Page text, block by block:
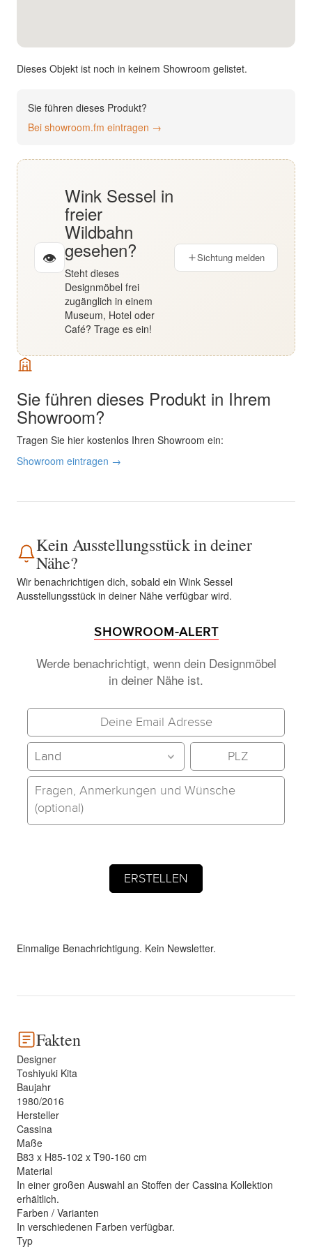
Dieses Objekt ist noch in keinem Showroom gelistet.
Sie führen dieses Produkt?
Bei showroom.fm eintragen →
👁
Wink Sessel in
freier
Wildbahn
gesehen?
Steht dieses
Designmöbel frei
zugänglich in einem
Museum, Hotel oder
Café? Trage es ein!
Sichtung melden
Sie führen dieses Produkt in Ihrem
Showroom?
Tragen Sie hier kostenlos Ihren Showroom ein:
Showroom eintragen →
Kein Ausstellungsstück in deiner
Nähe?
Wir benachrichtigen dich, sobald ein Wink Sessel
Ausstellungsstück in deiner Nähe verfügbar wird.
SHOWROOM-ALERT
Werde benachrichtigt, wenn dein Designmöbel
in deiner Nähe ist.
Einmalige Benachrichtigung. Kein Newsletter.
Fakten
Designer
Toshiyuki Kita
Baujahr
1980/2016
Hersteller
Cassina
Maße
B83 x H85-102 x T90-160 cm
Material
In einer großen Auswahl an Stoffen der Cassina Kollektion
erhältlich.
Farben / Varianten
In verschiedenen Farben verfügbar.
Typ